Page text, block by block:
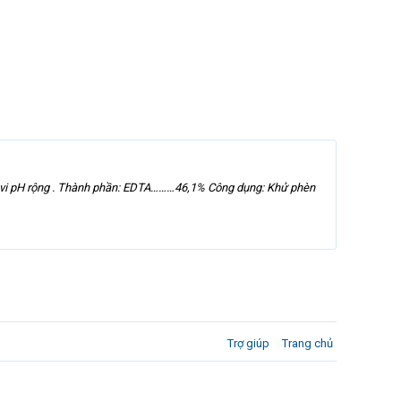
rộng . Thành phần: EDTA………46,1% Công dụng: Khử phèn
Trợ giúp Trang chủ